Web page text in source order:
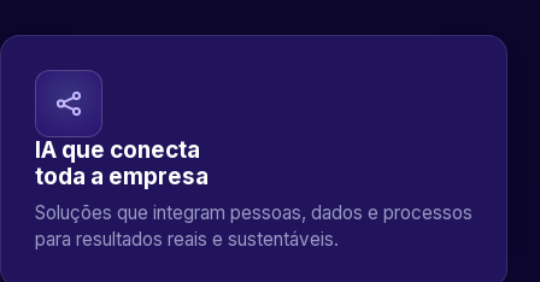
IA que conecta
toda a empresa
Soluções que integram pessoas, dados e processos
para resultados reais e sustentáveis.